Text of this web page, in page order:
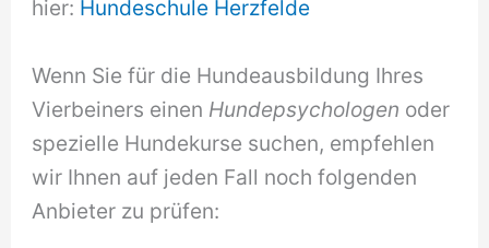
hier: Hundeschule Herzfelde
Wenn Sie für die Hundeausbildung Ihres
Vierbeiners einen Hundepsychologen oder
spezielle Hundekurse suchen, empfehlen
wir Ihnen auf jeden Fall noch folgenden
Anbieter zu prüfen: